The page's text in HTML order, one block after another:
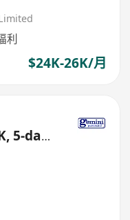
利
$24K-26K/月
5-day